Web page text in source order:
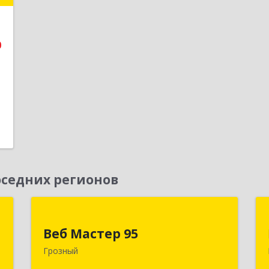
регионов
Веб Мастер 95
Грозный
364050, Чеченская Респ, Грозный г,